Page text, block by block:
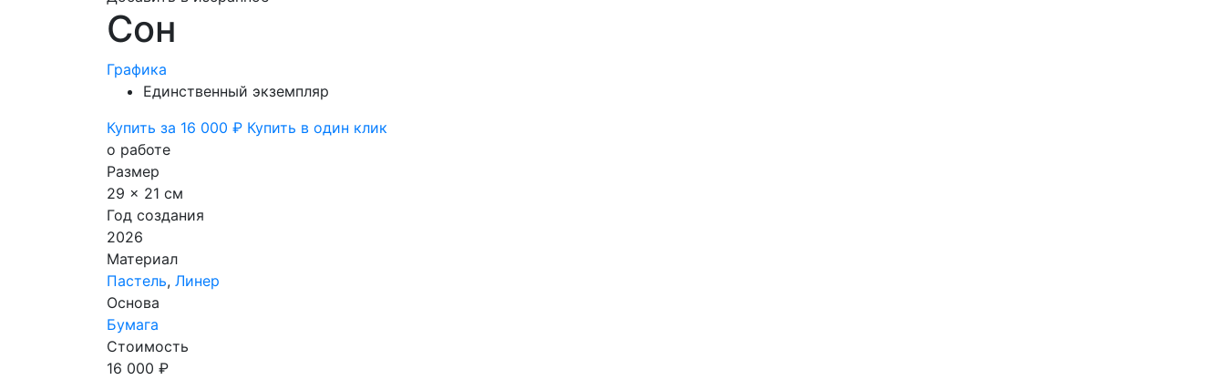
Сон
Графика
Единственный экземпляр
Купить за 16 000 ₽ Купить в один клик
о работе
Размер
29 x 21 см
Год создания
2026
Материал
Пастель, Линер
Основа
Бумага
Стоимость
16 000 ₽